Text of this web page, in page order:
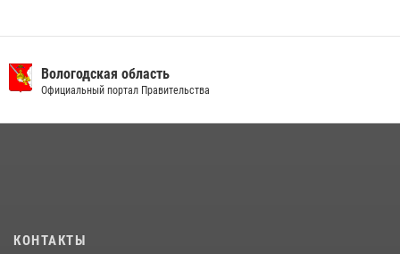
стрельбу
27 июля 2026, 07:28
минувшую неделю
Вологодская область
Официальный портал Правительства
КОНТАКТЫ